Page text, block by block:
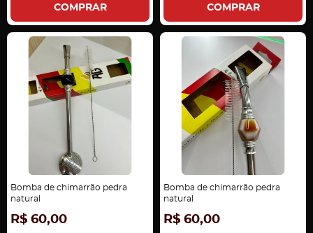
COMPRAR COMPRAR
Bomba de chimarrão pedra
natural
R$ 60,00
Bomba de chimarrão pedra
natural
R$ 60,00